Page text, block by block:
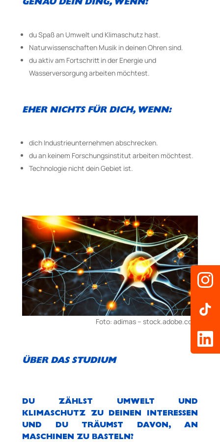
GENAU DEIN DING, WENN:
du Spaß an Umwelt­ und Klimaschutz hast.
Naturwissenschaften Musik in deinen Ohren sind.
du aktiv am Fortschritt in der Energie­ und
Wasserversorgung arbeiten möchtest.
EHER NICHTS FÜR DICH, WENN:
dich Industrieunternehmen abschrecken.
du an keinem Forschungsinstitut arbeiten möchtest.
Technologie nicht dein Gebiet ist.
Foto: adimas – stock.adobe.com
ÜBER DAS STUDIUM
DU ZÄHLST UMWELT­ UND
KLIMASCHUTZ ZU DEINEN INTERESSEN
UND DU TRÄUMST DAVON, AN
MASCHINEN ZU BASTELN?